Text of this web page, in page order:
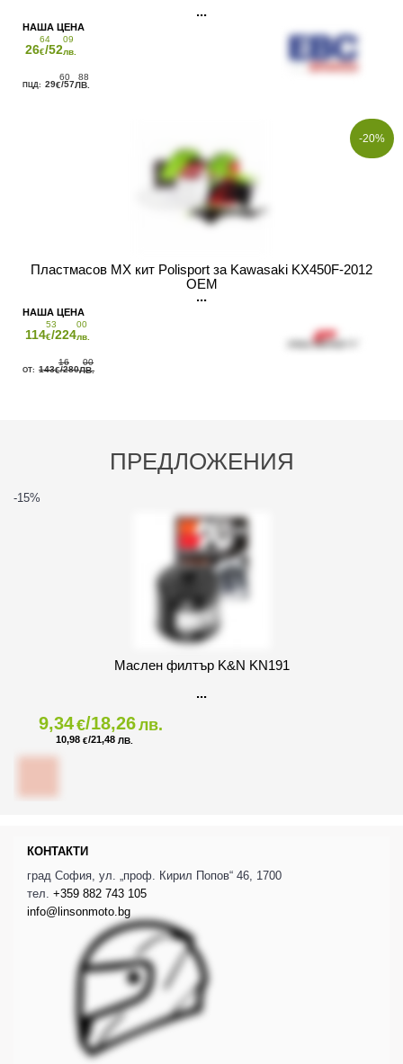
ПРЕДЛОЖЕНИЯ
-15%
Маслен филтър K&N KN191
9,34€/18,26лв.
10,98 €/21,48 ЛВ.
26
64
€/52
09
лв.
29
60
€/57
88
ЛВ.
-20%
Пластмасов MX кит Polisport за Kawasaki KX450F-2012
ОЕМ
114
53
€/224
00
лв.
143
16
€/280
00
ЛВ.
КОНТАКТИ
град София, ул. „проф. Кирил Попов“ 46, 1700
тел. +359 882 743 105
info@linsonmoto.bg